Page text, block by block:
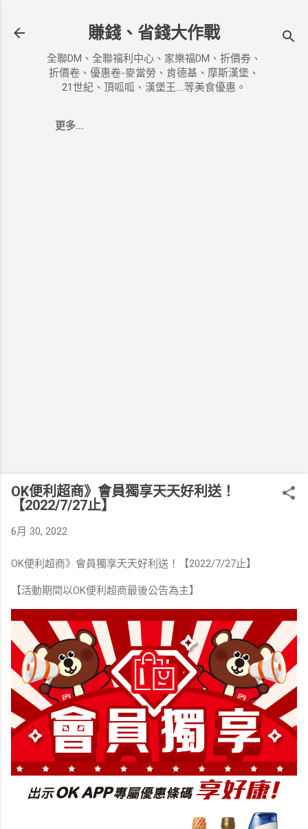
賺錢、省錢大作戰
全聯DM、全聯福利中心、家樂福DM、折價券、
折價卷、優惠卷-麥當勞、肯德基、摩斯漢堡、
21世紀、頂呱呱、漢堡王....等美食優惠。
更多…
OK便利超商》會員獨享天天好利送！
【2022/7/27止】
6月 30, 2022
OK便利超商》會員獨享天天好利送！【2022/7/27止】
【活動期間以OK便利超商最後公告為主】